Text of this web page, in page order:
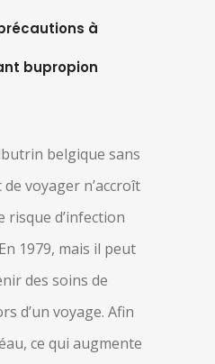
à
bupropion
belgique sans
voyager n’accroît
risque d’infection
1979, mais il peut
des soins de
d’un voyage. Afin
ce qui augmente